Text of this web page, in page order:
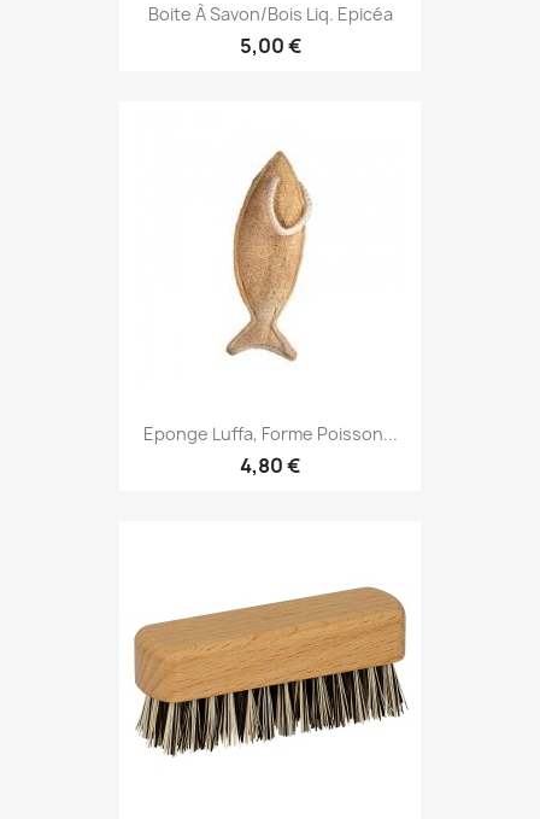
Boite À Savon/Bois Liq. Epicéa
5,00 €
Eponge Luffa, Forme Poisson...
4,80 €